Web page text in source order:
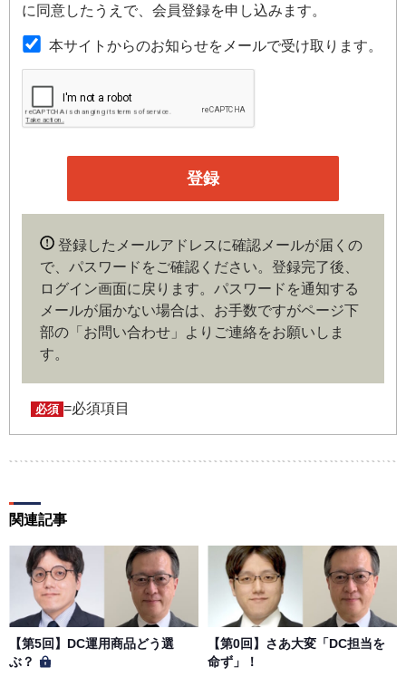
本規約は本サイトが提供するサービスについて規定したも
のです。
第３条（会員）
本サイトの会員は、機関投資家や金融機関の役職員、事業
企業や官公庁、研究機関などの役職員、もしくは専門家の
いずれかに該当していることを条件とし、登録の申し込み
を行うには、当社が入会を承諾した時点で、本会員規約の
の内容がある場合や本規約に違反するおそれがある場合に
は、当社は会員登録を拒否もしくは抹消することができま
す。
第４条（ユーザー名とパスワードの管理）
ユーザー名およびパスワードの利用、管理は会員の自己責
任において行うものとします。会員は、ユーザー名および
パスワードの第三者への漏洩、利用許諾、貸与、譲渡、名
用によって生じた損害の責任は、会員が負うものとし、当
第５条（著作権）
本サイトに掲載された情報、写真、その他の著作物は、当
社もしくは著作物の著作者または著作権者に帰属するもの
とします。会員は、当社著作物について複製、転用、公衆
送信、譲渡、翻案および翻訳などの著作権、商標権などを
侵害する行為を行ってはならないものとします。
に同意したうえで、会員登録を申し込みます。
本サイトからのお知らせをメールで受け取ります。
登録したメールアドレスに確認メールが届くの
で、パスワードをご確認ください。登録完了後、
ログイン画面に戻ります。パスワードを通知する
メールが届かない場合は、お手数ですがページ下
部の「お問い合わせ」よりご連絡をお願いしま
す。
必須 =必須項目
関連記事
【第5回】DC運用商品どう選
ぶ？
【第0回】さあ大変「DC担当を
命ず」！